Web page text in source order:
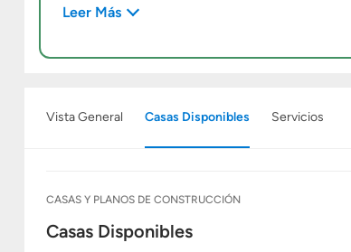
Leer Más
Vista General Casas Disponibles Servicios
CASAS Y PLANOS DE CONSTRUCCIÓN
Casas Disponibles